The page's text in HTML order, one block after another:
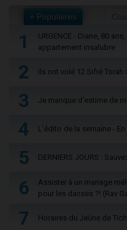
+ Populaires
1
URGENCE - Diane, 80
appartement insalubre
2 Ils ont volé 12 Sifré
3 Je manque d'estime de
4 L'édito de la semaine -
5 DERNIERS JOURS :
6
Assister à un mariage
pour les danses ?! (Rav
7 Horaires du Jeûne de